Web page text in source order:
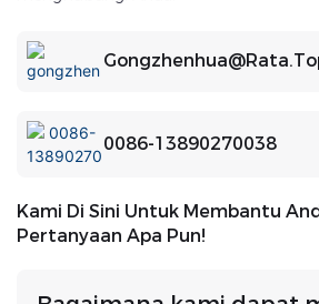
0086-13890270038
Kami Di Sini Untuk Membantu
Pertanyaan Apa Pun!